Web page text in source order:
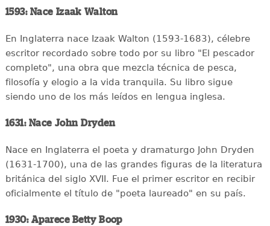
1593: Nace Izaak Walton
En Inglaterra nace Izaak Walton (1593-1683), célebre
escritor recordado sobre todo por su libro "El pescador
completo", una obra que mezcla técnica de pesca,
filosofía y elogio a la vida tranquila. Su libro sigue
siendo uno de los más leídos en lengua inglesa.
1631: Nace John Dryden
Nace en Inglaterra el poeta y dramaturgo John Dryden
(1631-1700), una de las grandes figuras de la literatura
británica del siglo XVII. Fue el primer escritor en recibir
oficialmente el título de "poeta laureado" en su país.
1930: Aparece Betty Boop